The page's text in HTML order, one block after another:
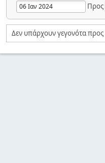
Προς
Δεν υπάρχουν γεγονότα